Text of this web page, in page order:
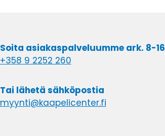
Soita asiakaspalveluumme ark. 8-16
+358 9 2252 260
Tai lähetä sähköpostia
myynti@kaapelicenter.fi